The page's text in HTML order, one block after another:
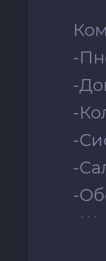
-
-
-
-
-
-
-